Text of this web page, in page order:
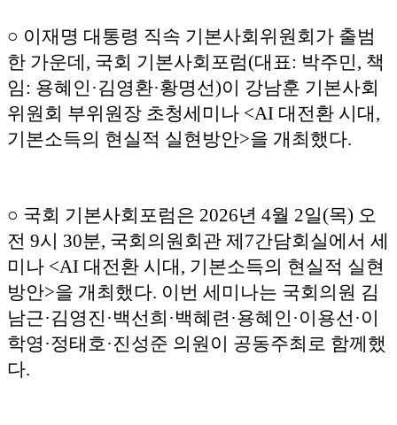
○ 이재명 대통령 직속 기본사회위원회가 출범
한 가운데, 국회 기본사회포럼(대표: 박주민, 책
임: 용혜인·김영환·황명선)이 강남훈 기본사회
위원회 부위원장 초청세미나 <AI 대전환 시대,
기본소득의 현실적 실현방안>을 개최했다.
○ 국회 기본사회포럼은 2026년 4월 2일(목) 오
전 9시 30분, 국회의원회관 제7간담회실에서 세
미나 <AI 대전환 시대, 기본소득의 현실적 실현
방안>을 개최했다. 이번 세미나는 국회의원 김
남근·김영진·백선희·백혜련·용혜인·이용선·이
학영·정태호·진성준 의원이 공동주최로 함께했
다.